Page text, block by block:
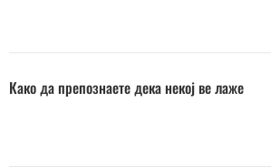
Како да препознаете дека некој ве лаже